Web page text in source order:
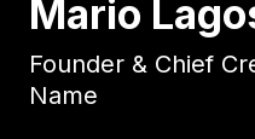
Mario
Founder & Chief
Name